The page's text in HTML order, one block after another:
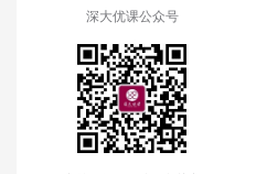
深大优课公众号